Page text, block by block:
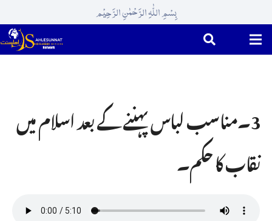
بِسْمِ اللّٰہِ الرَّحْمٰنِ الرَّحِیْم
3۔مناسب لباس پہننے کے بعد اسلام میں
نقاب کا حکم۔